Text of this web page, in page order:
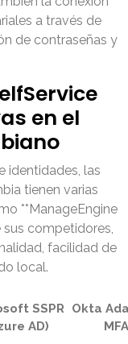
a través de
de contraseñas y
en el
identidades, las
tienen varias
**ManageEngine
sus competidores,
facilidad de
local.
SSPR
AD)
Okta
MFA